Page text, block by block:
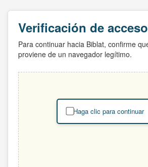
Verificación de acceso
Para continuar hacia Biblat, confirme
proviene de un navegador legítimo.
Haga clic para continuar